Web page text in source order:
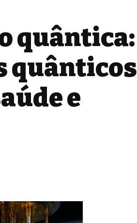
quântica:
quânticos
e